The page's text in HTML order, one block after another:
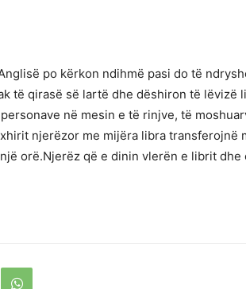
po kërkon ndihmë pasi do të
të qirasë së lartë dhe dëshiron të lëvizë
në mesin e të rinjve, të
njerëzor me mijëra libra transferojnë
orë.Njerëz që e dinin vlerën e librit dhe